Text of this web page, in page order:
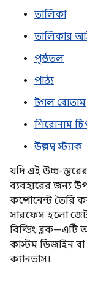
তালিকা
তালিকার
পৃষ্ঠতল
পাঠ্য
টগল বোতাম
শিরোনাম
উল্লম্ব স্ট্যাক
যদি এই উচ্চ-
ব্যবহারের জন্য
কম্পোনেন্ট তৈরি
সারফেস হলো
বিল্ডিং ব্লক—এটি
কাস্টম ডিজাইন
ক্যানভাস।